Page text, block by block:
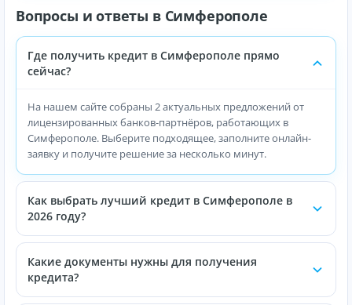
Вопросы и ответы в Симферополе
Где получить кредит в Симферополе прямо
сейчас?
На нашем сайте собраны 2 актуальных предложений от
лицензированных банков-партнёров, работающих в
Симферополе. Выберите подходящее, заполните онлайн-
заявку и получите решение за несколько минут.
Как выбрать лучший кредит в Симферополе в
2026 году?
Какие документы нужны для получения
кредита?